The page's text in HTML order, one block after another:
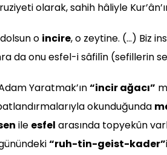
olarak, sahih hâliyle
o incire, o zeytine. (…) Biz
da onu esfel-i sâfilîn (sefillerin
Yaratmak’ın“incir ağacı”
okunduğunda
ile esfel arasında topyekûn
“ruh-tin-geist-kader”